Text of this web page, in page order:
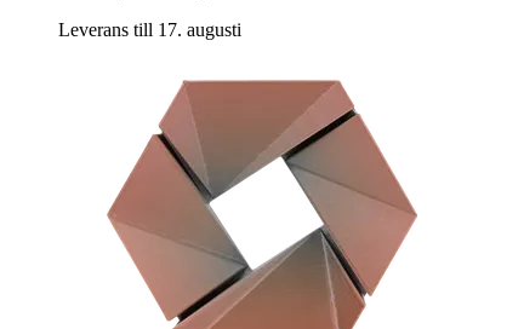
Leverans till 17. augusti